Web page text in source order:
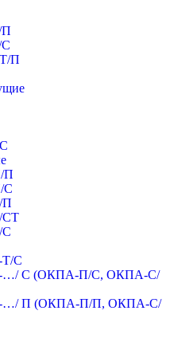
П
С
П
П
С
П
СТ
С
Т/С
…/ С (ОКПА-П/С, ОКПА-С/
…/ П (ОКПА-П/П, ОКПА-С/